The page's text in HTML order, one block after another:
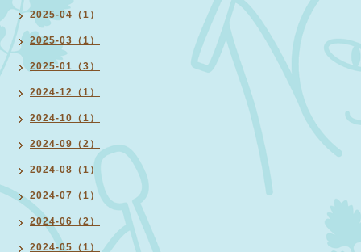
2025-04（1）
2025-03（1）
2025-01（3）
2024-12（1）
2024-10（1）
2024-09（2）
2024-08（1）
2024-07（1）
2024-06（2）
2024-05（1）